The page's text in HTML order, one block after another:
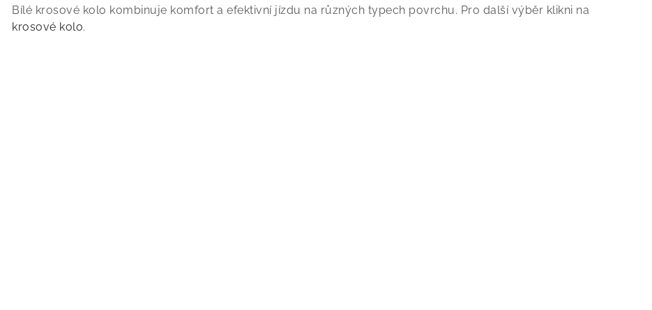
l
Bílé krosové kolo kombinuje komfort a efektivní jízdu na různých typech povrchu. Pro další výběr klikni na
krosové kolo.